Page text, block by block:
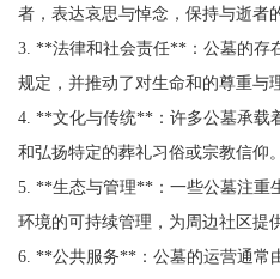
者，表达哀思与悼念，保持与逝者
3. **法律和社会责任**：公墓的存
规定，并推动了对生命和的尊重与
4. **文化与传统**：许多公墓承载
和弘扬特定的葬礼习俗或宗教信仰。
5. **生态与管理**：一些公墓注重
环境的可持续管理，为周边社区提
6. **公共服务**：公墓的运营通常